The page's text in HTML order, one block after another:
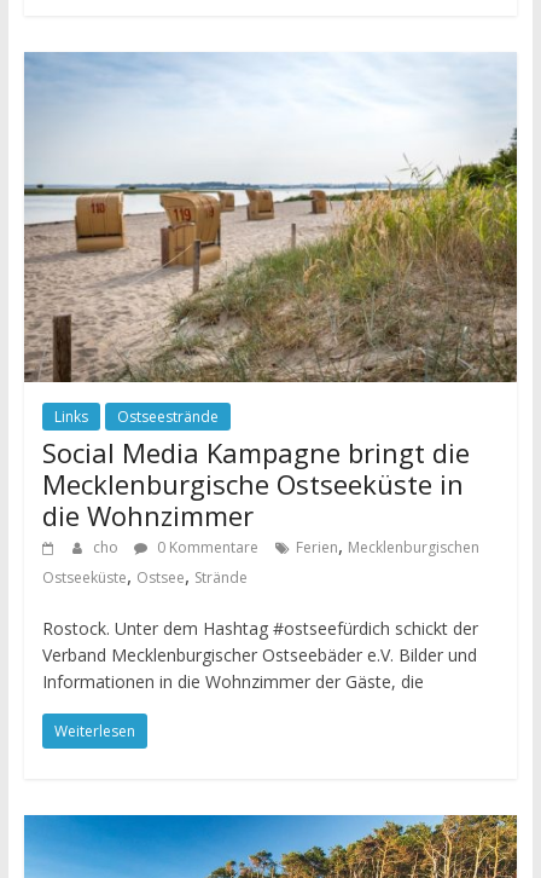
Links Ostseestrände
Social Media Kampagne bringt die
Mecklenburgische Ostseeküste in
die Wohnzimmer
cho 0 Kommentare Ferien, Mecklenburgischen
Ostseeküste, Ostsee, Strände
Rostock. Unter dem Hashtag #ostseefürdich schickt der
Verband Mecklenburgischer Ostseebäder e.V. Bilder und
Informationen in die Wohnzimmer der Gäste, die
Weiterlesen